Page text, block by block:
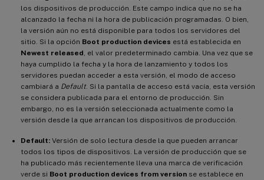
los dispositivos de producción. Este campo indica que no se ha
alcanzado la fecha ni la hora de publicación programadas. O bien,
la versión aún no está disponible para todos los servidores del
sitio. Si la opción Boot production devices está establecida en
Newest released , el valor predeterminado cambia. Una vez que se
haya cumplido la fecha y la hora de lanzamiento y todos los
servidores puedan acceder a esta versión, el modo de acceso
cambiará a Default. Si la pantalla de acceso está vacía, esta versión
se considera publicada para el entorno de producción. Sin
embargo, no es la versión seleccionada actualmente como la
versión desde la que arrancan los dispositivos de producción.
Default: Versión de solo lectura desde la que pueden arrancar
todos los tipos de dispositivos. La versión de producción que se
ha publicado más recientemente lleva una marca de verificación
verde si Boot production devices from version se establece en